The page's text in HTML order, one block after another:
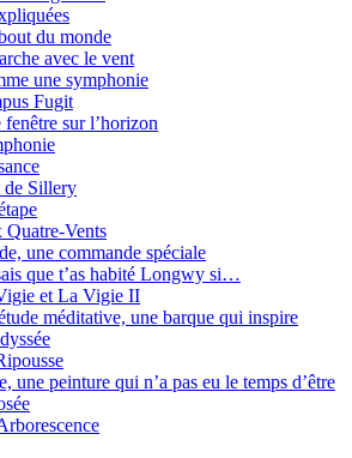
du monde
avec le vent
une symphonie
Fugit
fenêtre sur l’horizon
de Sillery
Quatre-Vents
une commande spéciale
que t’as habité Longwy si…
et La Vigie II
méditative, une barque qui inspire
une peinture qui n’a pas eu le temps d’être